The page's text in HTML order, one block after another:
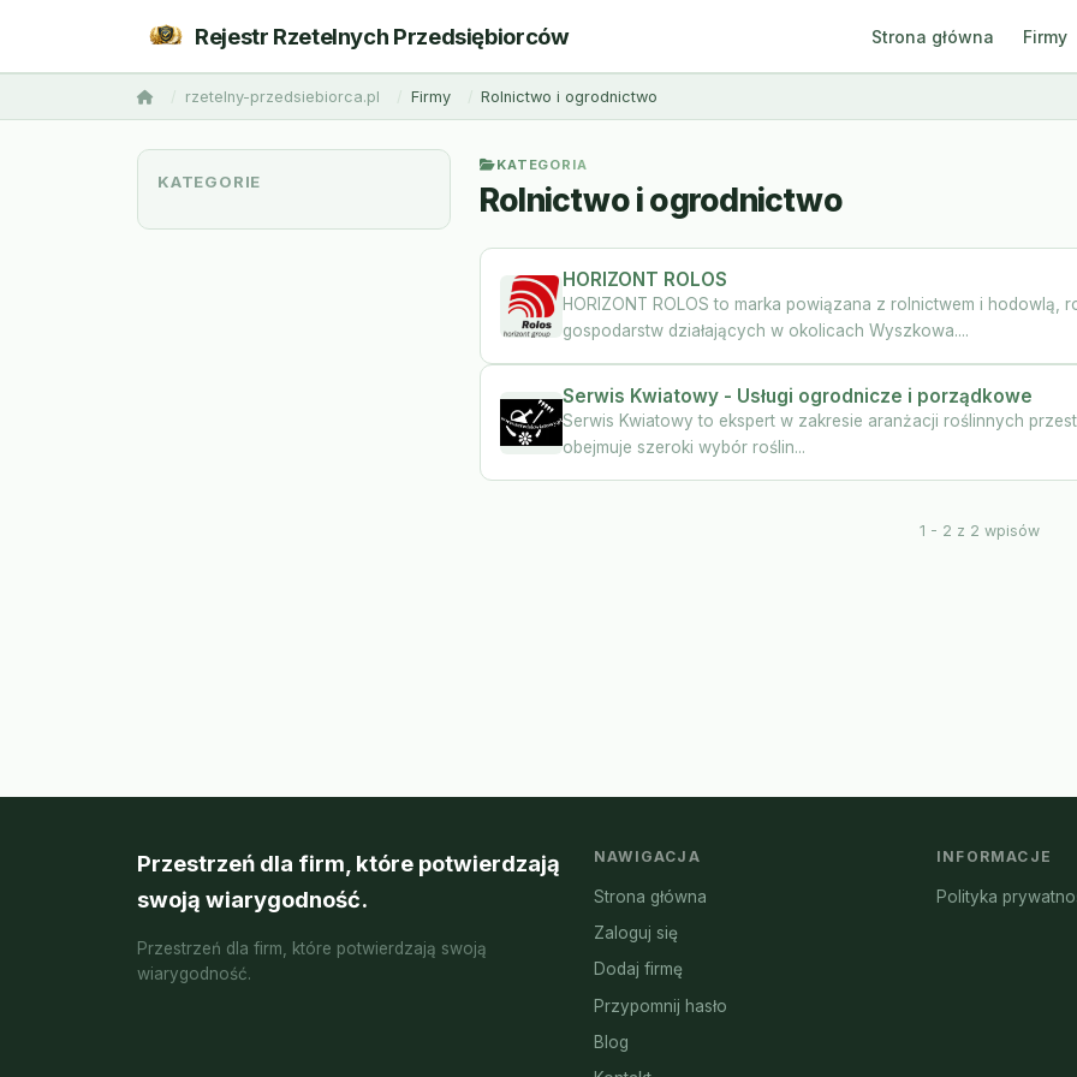
Rejestr Rzetelnych Przedsiębiorców Strona główna Firmy
rzetelny-przedsiebiorca.pl Firmy Rolnictwo i ogrodnictwo
KATEGORIE
KATEGORIA
Rolnictwo i ogrodnictwo
HORIZONT ROLOS
HORIZONT ROLOS to marka powiązana z rolnictwem i
gospodarstw działających w okolicach Wyszkowa....
Serwis Kwiatowy - Usługi ogrodnicze i porządkowe
Serwis Kwiatowy to ekspert w zakresie aranżacji roślinnych
obejmuje szeroki wybór roślin...
1 - 2 z 2 wpisów
Przestrzeń dla firm, które potwierdzają
swoją wiarygodność.
Przestrzeń dla firm, które potwierdzają swoją
wiarygodność.
NAWIGACJA
Strona główna
Zaloguj się
Dodaj firmę
Przypomnij hasło
Blog
INFORMACJE
Polityka